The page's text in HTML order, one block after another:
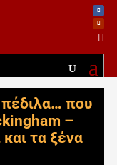

που
–
τα ξένα